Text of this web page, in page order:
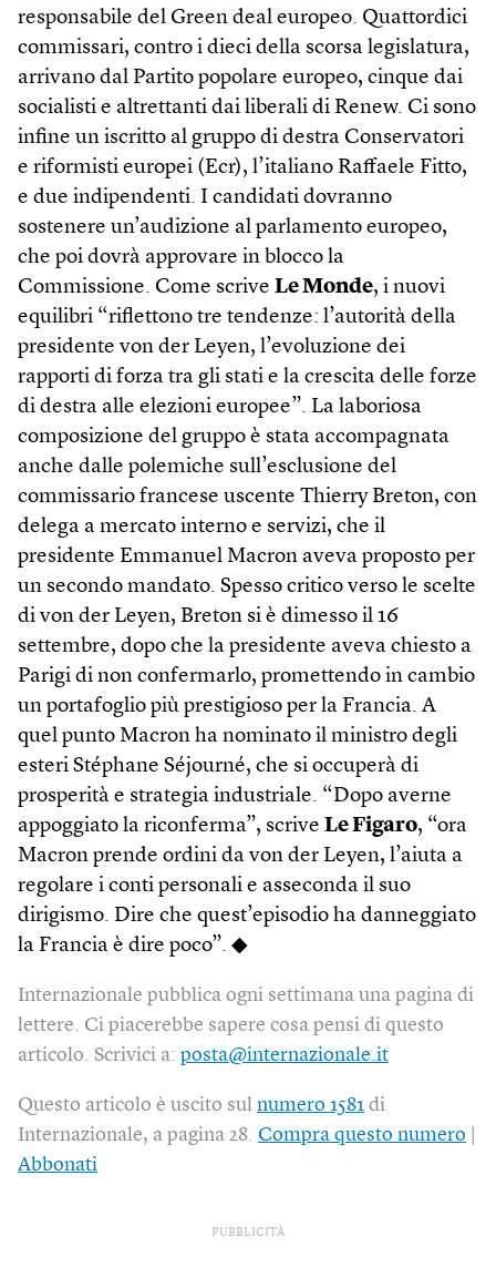
responsabile del Green deal europeo. Quattordici
commissari, contro i dieci della scorsa legislatura,
arrivano dal Partito popolare europeo, cinque dai
socialisti e altrettanti dai liberali di Renew. Ci sono
infine un iscritto al gruppo di destra Conservatori
e riformisti europei (Ecr), l’italiano Raffaele Fitto,
e due indipendenti. I candidati dovranno
sostenere un’audizione al parlamento europeo,
che poi dovrà approvare in blocco la
Commissione. Come scrive Le Monde, i nuovi
equilibri “riflettono tre tendenze: l’autorità della
presidente von der Leyen, l’evoluzione dei
rapporti di forza tra gli stati e la crescita delle forze
di destra alle elezioni europee”. La laboriosa
composizione del gruppo è stata accompagnata
anche dalle polemiche sull’esclusione del
commissario francese uscente Thierry Breton, con
delega a mercato interno e servizi, che il
presidente Emmanuel Macron aveva proposto per
un secondo mandato. Spesso critico verso le scelte
di von der Leyen, Breton si è dimesso il 16
settembre, dopo che la presidente aveva chiesto a
Parigi di non confermarlo, promettendo in cambio
un portafoglio più prestigioso per la Francia. A
quel punto Macron ha nominato il ministro degli
esteri Stéphane Séjourné, che si occuperà di
prosperità e strategia industriale. “Dopo averne
appoggiato la riconferma”, scrive Le Figaro, “ora
Macron prende ordini da von der Leyen, l’aiuta a
regolare i conti personali e asseconda il suo
dirigismo. Dire che quest’episodio ha danneggiato
la Francia è dire poco”. ◆
Internazionale pubblica ogni settimana una pagina di
lettere. Ci piacerebbe sapere cosa pensi di questo
articolo. Scrivici a: posta@internazionale.it
Questo articolo è uscito sul numero 1581 di
Internazionale, a pagina 28. Compra questo numero
Abbonati
PUBBLICITÀ